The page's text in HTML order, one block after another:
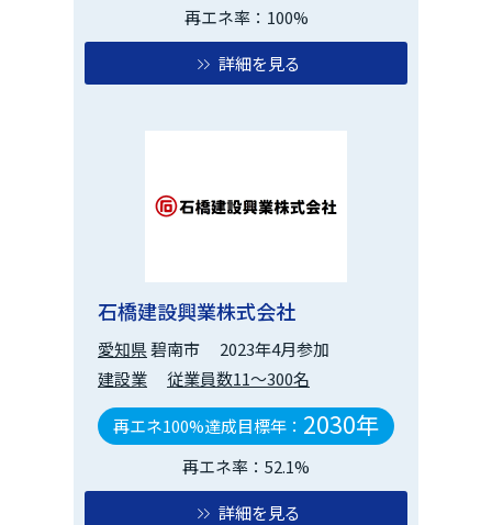
再エネ率：100%
詳細を見る
石橋建設興業株式会社
愛知県碧南市
2023年4月参加
建設業
従業員数11～300名
再エネ100%達成目標年： 2030年
再エネ率：52.1%
詳細を見る